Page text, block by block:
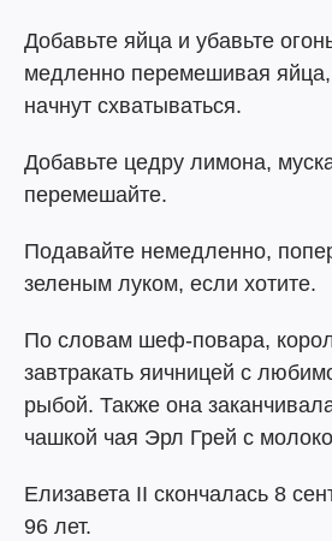
Добавьте яйца и убавьте
медленно перемешивая
начнут схватываться.
Добавьте цедру лимона,
перемешайте.
Подавайте немедленно,
зеленым луком, если хотите.
По словам шеф-повара,
завтракать яичницей с
рыбой. Также она
чашкой чая Эрл Грей с
Елизавета II скончалась 8
96 лет.